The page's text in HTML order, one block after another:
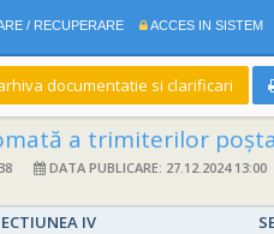
/ RECUPERARE ACCES IN SISTEM
documentatie si clarificari
a trimiterilor
DATA PUBLICARE: 27.12.2024 13:00
IV